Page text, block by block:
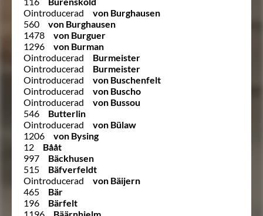
Ointroducerad
von Burghausen
560
von Burghausen
1478
von Burguer
1296
von Burman
Ointroducerad
Burmeister
Ointroducerad
Burmeister
Ointroducerad
von Buschenfelt
Ointroducerad
von Buscho
Ointroducerad
von Bussou
546
Butterlin
Ointroducerad
von Bülaw
1206
von Bysing
12
Bååt
997
Bäckhusen
515
Bäfverfeldt
Ointroducerad
von Bäijern
465
Bär
196
Bärfelt
1196
Bäärnhielm